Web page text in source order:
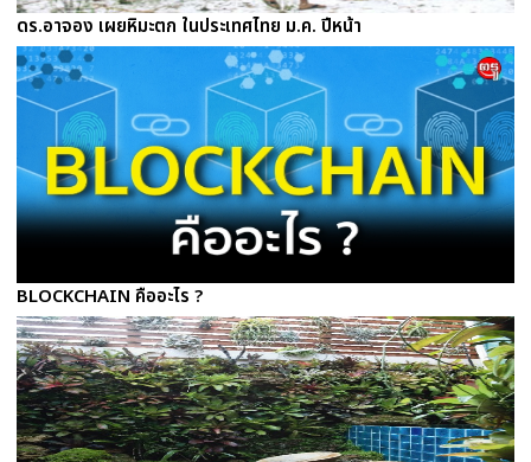
ดร.อาจอง เผยหิมะตก ในประเทศไทย ม.ค. ปีหน้า
BLOCKCHAIN คืออะไร ?